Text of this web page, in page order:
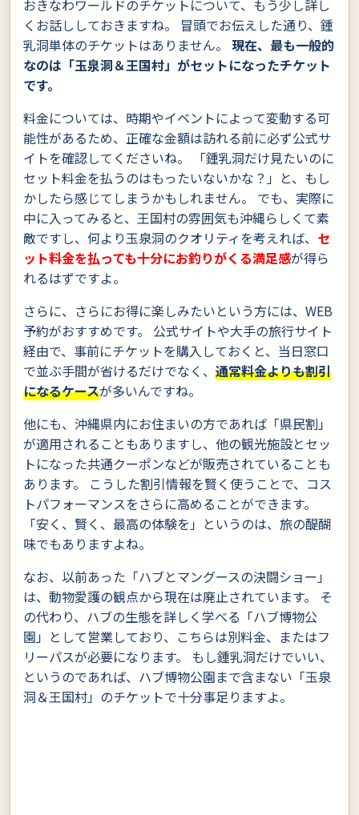
おきなわワールドのチケットについて、もう少し詳し
くお話ししておきますね。 冒頭でお伝えした通り、鍾
乳洞単体のチケットはありません。 現在、最も一般的
なのは「玉泉洞＆王国村」がセットになったチケット
です。
料金については、時期やイベントによって変動する可
能性があるため、正確な金額は訪れる前に必ず公式サ
イトを確認してくださいね。 「鍾乳洞だけ見たいのに
セット料金を払うのはもったいないかな？」と、もし
かしたら感じてしまうかもしれません。 でも、実際に
中に入ってみると、王国村の雰囲気も沖縄らしくて素
敵ですし、何より玉泉洞のクオリティを考えれば、 セ
ット料金を払っても十分にお釣りがくる満足感が得ら
れるはずですよ。
さらに、さらにお得に楽しみたいという方には、WEB
予約がおすすめです。 公式サイトや大手の旅行サイト
経由で、事前にチケットを購入しておくと、当日窓口
で並ぶ手間が省けるだけでなく、 通常料金よりも割引
になるケースが多いんですね。
他にも、沖縄県内にお住まいの方であれば「県民割」
が適用されることもありますし、他の観光施設とセッ
トになった共通クーポンなどが販売されていることも
あります。 こうした割引情報を賢く使うことで、コス
トパフォーマンスをさらに高めることができます。
「安く、賢く、最高の体験を」というのは、旅の醍醐
味でもありますよね。
なお、以前あった「ハブとマングースの決闘ショー」
は、動物愛護の観点から現在は廃止されています。 そ
の代わり、ハブの生態を詳しく学べる「ハブ博物公
園」として営業しており、こちらは別料金、またはフ
リーパスが必要になります。 もし鍾乳洞だけでいい、
というのであれば、ハブ博物公園まで含まない「玉泉
洞＆王国村」のチケットで十分事足りますよ。